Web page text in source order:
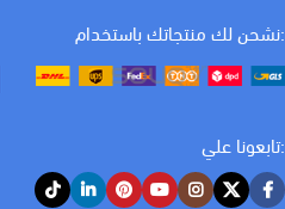
:نشحن لك منتجاتك باستخدام
:تابعونا علي